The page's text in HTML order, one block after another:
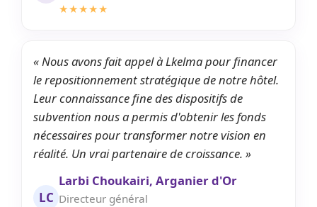
★★★★★
« Nous avons fait appel à Lkelma pour financer
le repositionnement stratégique de notre hôtel.
Leur connaissance fine des dispositifs de
subvention nous a permis d'obtenir les fonds
nécessaires pour transformer notre vision en
réalité. Un vrai partenaire de croissance. »
LC
Larbi Choukairi, Arganier d'Or
Directeur général